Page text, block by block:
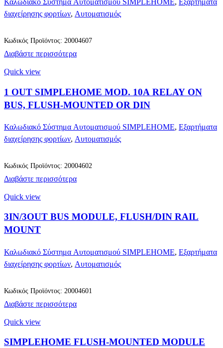
διαχείρησης φορτίων, Αυτοματισμός
Διαβάστε περισσότερα
Κωδικός Προϊόντος: 20004607
Quick view
1 OUT SIMPLEHOME MOD. 10A RELAY ON
BUS, FLUSH-MOUNTED OR DIN
Καλωδιακό Σύστημα Αυτοματισμού SIMPLEHOME, Εξαρτήματα
διαχείρησης φορτίων, Αυτοματισμός
Διαβάστε περισσότερα
Κωδικός Προϊόντος: 20004602
Quick view
3IN/3OUT BUS MODULE, FLUSH/DIN RAIL
MOUNT
Καλωδιακό Σύστημα Αυτοματισμού SIMPLEHOME, Εξαρτήματα
διαχείρησης φορτίων, Αυτοματισμός
Διαβάστε περισσότερα
Κωδικός Προϊόντος: 20004601
Quick view
SIMPLEHOME FLUSH-MOUNTED MODULE